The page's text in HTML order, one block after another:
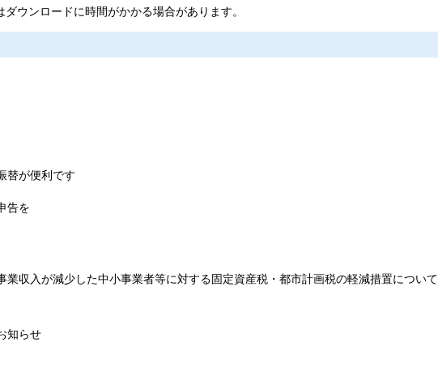
ウンロードに時間がかかる場合があります。
替が便利です
告を
業収入が減少した中小事業者等に対する固定資産税・都市計画税の軽減措置について
知らせ